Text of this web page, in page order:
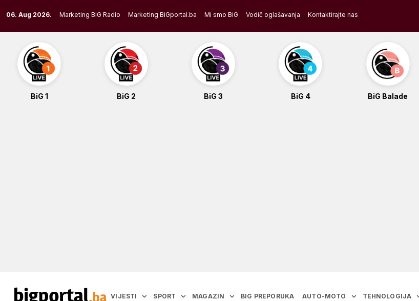
to
content
06. Aug 2026. Marketing BIG Radio Marketing BiGportal.ba Mi smo BiG Vodič oglašavanja Kontaktirajte nas
BiG 1 BiG 2 BiG 3 BiG 4 BiG Balade
VIJESTI SPORT MAGAZIN BIG PREPORUKA AUTO-MOTO TEHNOLOGIJA